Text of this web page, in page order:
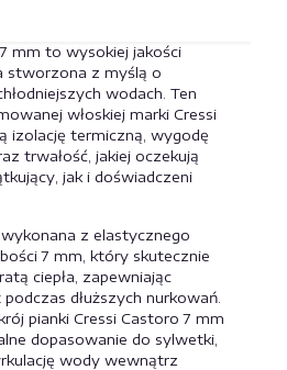
mm to wysokiej jakości
stworzona z myślą o
wodach. Ten
włoskiej marki Cressi
izolację termiczną, wygodę
trwałość, jakiej oczekują
jak i doświadczeni
z elastycznego
7 mm, który skutecznie
ciepła, zapewniając
dłuższych nurkowań.
pianki Cressi Castoro 7 mm
dopasowanie do sylwetki,
wody wewnątrz